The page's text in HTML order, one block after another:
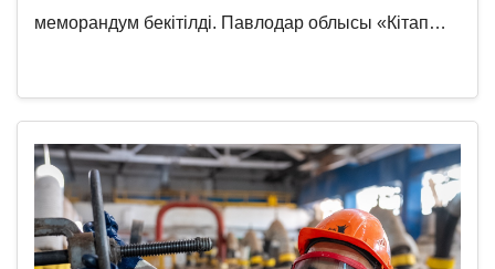
меморандум бекітілді. Павлодар облысы «Кітап…